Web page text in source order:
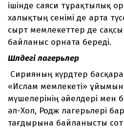
ішінде саяси тұрақтылық
халықтың сенімі де арта
сырт мемлекеттер де
байланыс орната береді.
Шөлдегі лагерьлер
Сирияның күрдтер
«Ислам мемлекеті»
мүшелерінің әйелдері мен
әл-Хол, Родж лагерьлері
тағдырына байланысты сот